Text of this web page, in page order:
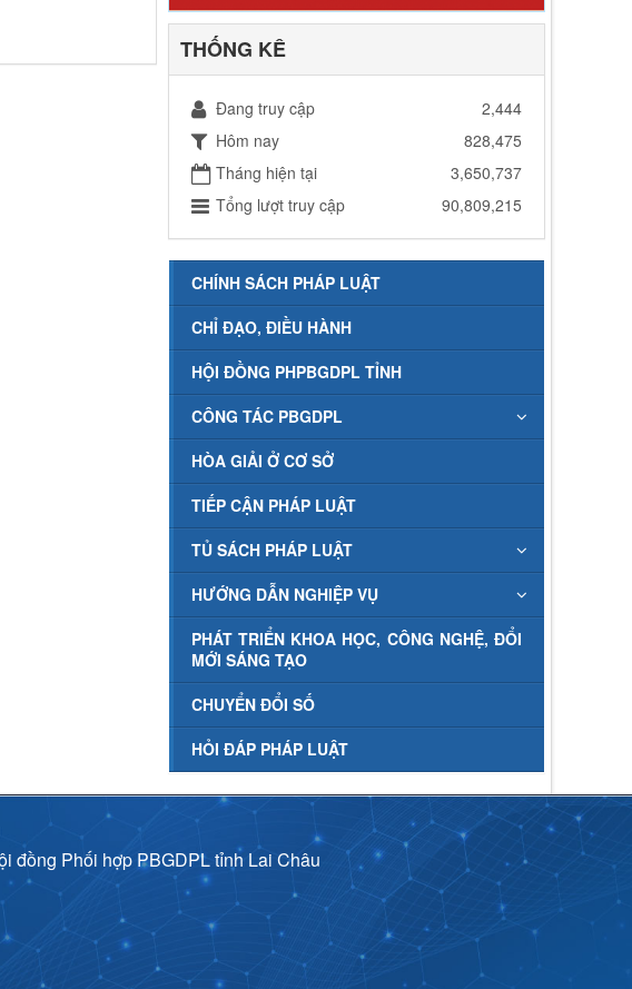
THỐNG KÊ
Đang truy cập
2,444
Hôm nay
828,475
Tháng hiện tại
3,650,737
Tổng lượt truy cập
90,809,215
CHÍNH SÁCH PHÁP LUẬT
CHỈ ĐẠO, ĐIỀU HÀNH
HỘI ĐỒNG PHPBGDPL TỈNH
CÔNG TÁC PBGDPL
HÒA GIẢI Ở CƠ SỞ
TIẾP CẬN PHÁP LUẬT
TỦ SÁCH PHÁP LUẬT
HƯỚNG DẪN NGHIỆP VỤ
PHÁT TRIỂN KHOA HỌC, CÔNG NGHỆ, ĐỔI
MỚI SÁNG TẠO
CHUYỂN ĐỔI SỐ
HỎI ĐÁP PHÁP LUẬT
đồng Phối hợp PBGDPL tỉnh Lai Châu